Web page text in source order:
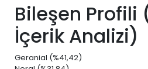
Bileşen Profili
İçerik Analizi)
Geranial (%41,42)